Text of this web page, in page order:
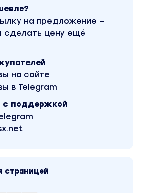
на предложение —
сделать цену ещё
на сайте
в Telegram
с поддержкой
страницей